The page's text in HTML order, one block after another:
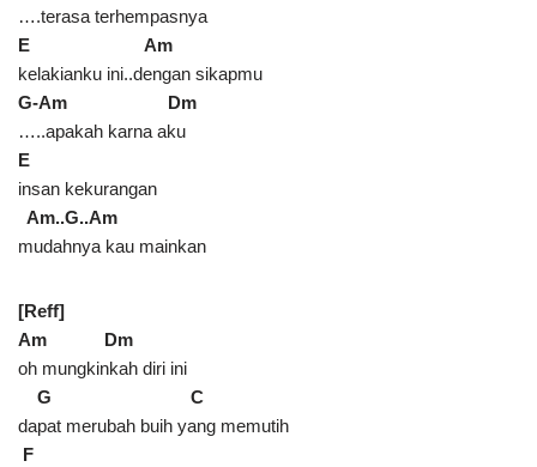
….terasa terhempasnya
E Am
kelakianku ini..dengan sikapmu
G-Am Dm
…..apakah karna aku
E
insan kekurangan
Am..G..Am
mudahnya kau mainkan
[Reff]
Am Dm
oh mungkinkah diri ini
G C
dapat merubah buih yang memutih
F